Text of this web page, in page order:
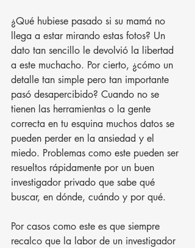
¿Qué hubiese pasado si su mamá no
llega a estar mirando estas fotos? Un
dato tan sencillo le devolvió la libertad
a este muchacho. Por cierto, ¿cómo un
detalle tan simple pero tan importante
pasó desapercibido? Cuando no se
tienen las herramientas o la gente
correcta en tu esquina muchos datos se
pueden perder en la ansiedad y el
miedo. Problemas como este pueden ser
resueltos rápidamente por un buen
investigador privado que sabe qué
buscar, en dónde, cuándo y por qué.
Por casos como este es que siempre
recalco que la labor de un investigador